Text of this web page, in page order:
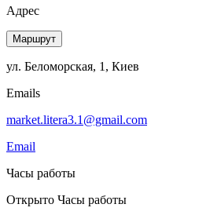
Адрес
Маршрут
ул. Беломорская, 1, Киев
Emails
market.litera3.1@gmail.com
Email
Часы работы
Открыто Часы работы